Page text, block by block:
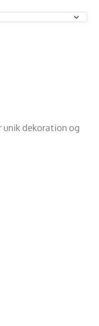
unik dekoration og